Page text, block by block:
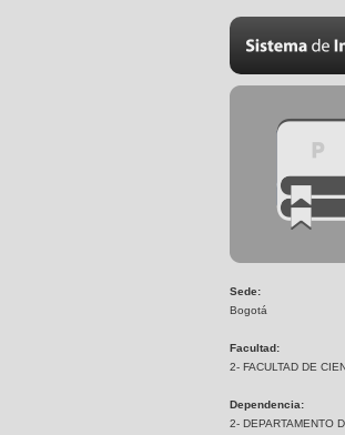
Sede:
Bogotá
Facultad:
2- FACULTAD DE
Dependencia:
2- DEPARTAMENTO